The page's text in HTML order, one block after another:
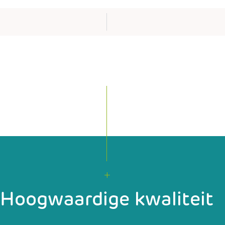
Hoogwaardige kwaliteit